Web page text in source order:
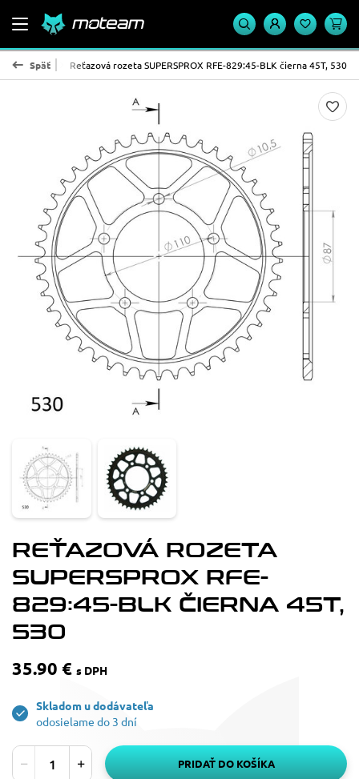
Späť
- oceľ Reťazová rozeta SUPERSPROX RFE-829:45-BLK čierna 45T, 530
REŤAZOVÁ ROZETA
SUPERSPROX RFE-
829:45-BLK ČIERNA 45T,
530
35.90 € s DPH
Skladom u dodávateľa
odosielame do 3 dní
PRIDAŤ DO KOŠÍKA